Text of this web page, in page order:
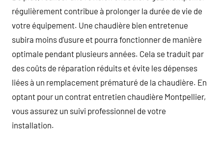
régulièrement contribue à prolonger la durée de vie de
votre équipement. Une chaudière bien entretenue
subira moins d’usure et pourra fonctionner de manière
optimale pendant plusieurs années. Cela se traduit par
des coûts de réparation réduits et évite les dépenses
liées à un remplacement prématuré de la chaudière. En
optant pour un contrat entretien chaudière Montpellier,
vous assurez un suivi professionnel de votre
installation.